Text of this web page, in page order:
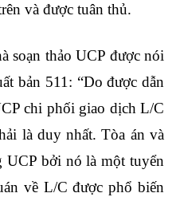
và được tuân thủ.
soạn thảo UCP được nói
bản 511: “Do được dẫn
chi phối giao dịch L/C
là duy nhất. Tòa án và
UCP bởi nó là một tuyển
về L/C được phổ biến